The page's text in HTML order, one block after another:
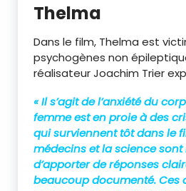
Thelma
Dans le film, Thelma est
psychogènes non
réalisateur Joachim Trier
« Il s’agit de l’anxiété du
femme est en proie à des
qui surviennent tôt dans le
médecins et la science
d’apporter de réponses
beaucoup documenté. Ces